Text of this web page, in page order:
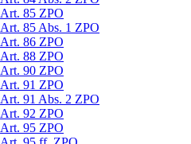
Art. 85 ZPO
Art. 85 Abs. 1 ZPO
Art. 86 ZPO
Art. 88 ZPO
Art. 90 ZPO
Art. 91 ZPO
Art. 91 Abs. 2 ZPO
Art. 92 ZPO
Art. 95 ZPO